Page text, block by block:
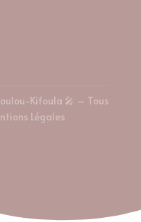
Kifoula 🎤 – Tous
Légales